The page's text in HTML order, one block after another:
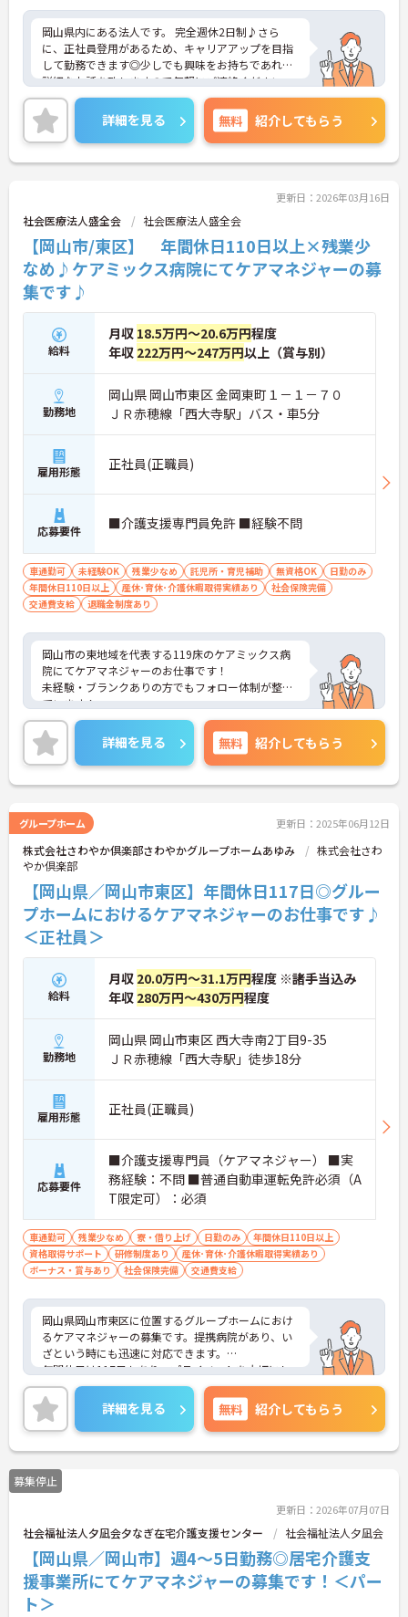
岡山県内にある法人です。 完全週休2日制♪さら
に、正社員登用があるため、キャリアアップを目指
して勤務できます◎少しでも興味をお持ちであれば
詳細なお話を致しますので気軽にご連絡ください。
詳細を見る 無料 紹介してもらう
更新日：2026年03月16日
社会医療法人盛全会 社会医療法人盛全会
【岡山市/東区】 年間休日110日以上×残業少
なめ♪ケアミックス病院にてケアマネジャーの募
集です♪
給料
月収 18.5万円～20.6万円程度
年収 222万円～247万円以上（賞与別）
勤務地
岡山県 岡山市東区 金岡東町１－１－７０
ＪＲ赤穂線「西大寺駅」バス・車5分
雇用形態 正社員(正職員)
応募要件 ■介護支援専門員免許 ■経験不問
車通勤可 未経験OK 残業少なめ 託児所・育児補助 無資格OK
日勤のみ
年間休日110日以上
産休･育休･介護休暇取得実績あり
社会保険完備
交通費支給
退職金制度あり
岡山市の東地域を代表する119床のケアミックス病
院にてケアマネジャーのお仕事です！
未経験・ブランクありの方でもフォロー体制が整っ
ています！
お休みは基本的に月9日、残業も月10時間ほどなの
で、プライベートや家庭を大切にしながら勤務でき
ます。
ご興味のある方はぜひお気軽にお問い合わせくださ
い！さらに詳細などお伝えします！！
詳細を見る 無料 紹介してもらう
グループホーム 更新日：2025年06月12日
株式会社さわやか倶楽部さわやかグループホームあゆみ
株式会社さわ
やか倶楽部
【岡山県／岡山市東区】年間休日117日◎グルー
プホームにおけるケアマネジャーのお仕事です♪
＜正社員＞
給料
月収 20.0万円～31.1万円程度 ※諸手当込み
年収 280万円～430万円程度
勤務地
岡山県 岡山市東区 西大寺南2丁目9-35
ＪＲ赤穂線「西大寺駅」徒歩18分
雇用形態 正社員(正職員)
応募要件
■介護支援専門員（ケアマネジャー） ■実
務経験：不問 ■普通自動車運転免許必須（A
T限定可）：必須
車通勤可 残業少なめ 寮・借り上げ 日勤のみ
年間休日110日以上
資格取得サポート
研修制度あり
産休･育休･介護休暇取得実績あり
ボーナス・賞与あり
社会保険完備 交通費支給
岡山県岡山市東区に位置するグループホームにおけ
るケアマネジャーの募集です。提携病院があり、い
ざという時にも迅速に対応できます。
年間休日は117日もあり、プライベートを大切にし
ながらご勤務いただけます。また、マイカー通勤が
可能なので、通勤が苦になりません。
ご興味のある方には、面接対策ポイントなど、さら
に詳細をお話しいたしますのでお気軽にご相談くだ
さい！
詳細を見る 無料 紹介してもらう
募集停止
更新日：2026年07月07日
社会福祉法人夕凪会夕なぎ在宅介護支援センター 社会福祉法人夕凪会
【岡山県／岡山市】週4～5日勤務◎居宅介護支
援事業所にてケアマネジャーの募集です！＜パー
ト＞